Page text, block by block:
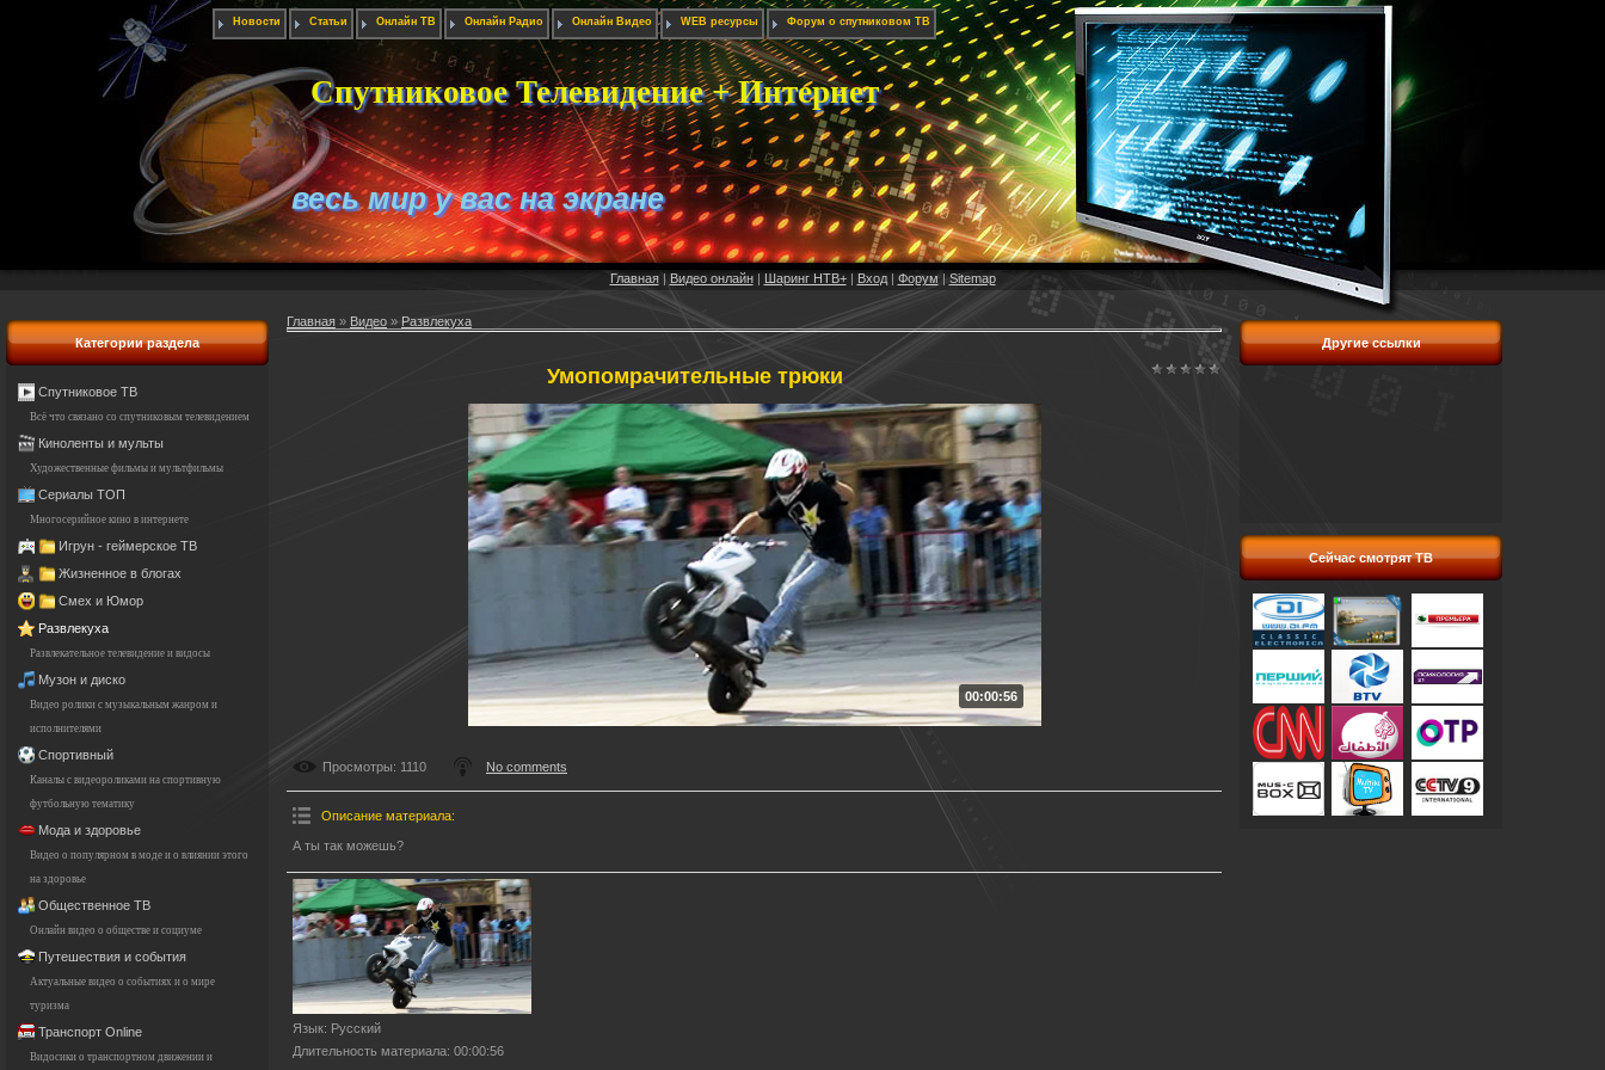
Новости Статьи Онлайн ТВ Онлайн Радио Онлайн Видео WEB ресурсы Форум о спутниковом ТВ
Спутниковое Телевидение + Интернет
весь мир у вас на экране
Главная| Видео онлайн| Шаринг НТВ+| Вход| Форум |Sitemap
Категории раздела
Спутниковое ТВ
Всё что связано со спутниковым телевидением
Киноленты и мульты
Художественные фильмы и мультфильмы
Сериалы ТОП
Многосерийное кино в интернете
Игрун - геймерское ТВ
Жизненное в блогах
Смех и Юмор
Развлекуха
Развлекательное телевидение и видосы
Музон и диско
Видео ролики с музыкальным жанром и
исполнителями
Спортивный
Каналы с видеороликами на спортивную
футбольную тематику
Мода и здоровье
Видео о популярном в моде и о влиянии этого
на здоровье
Общественное ТВ
Онлайн видео о обществе и социуме
Путешествия и события
Актуальные видео о событиях и о мире
туризма
Транспорт Online
Видосики о транспортном движении и
Главная » Видео » Развлекуха
Умопомрачительные трюки
00:00:56
Просмотры: 1110 No comments
Описание материала:
А ты так можешь?
Язык: Русский
Длительность материала: 00:00:56
Другие ссылки
Сейчас смотрят ТВ